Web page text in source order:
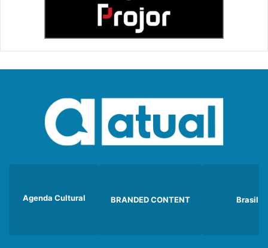
Agenda Cultural BRANDED CONTENT Brasil